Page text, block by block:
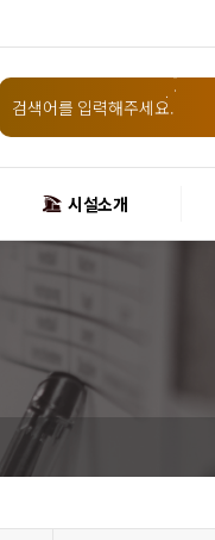
시설소개